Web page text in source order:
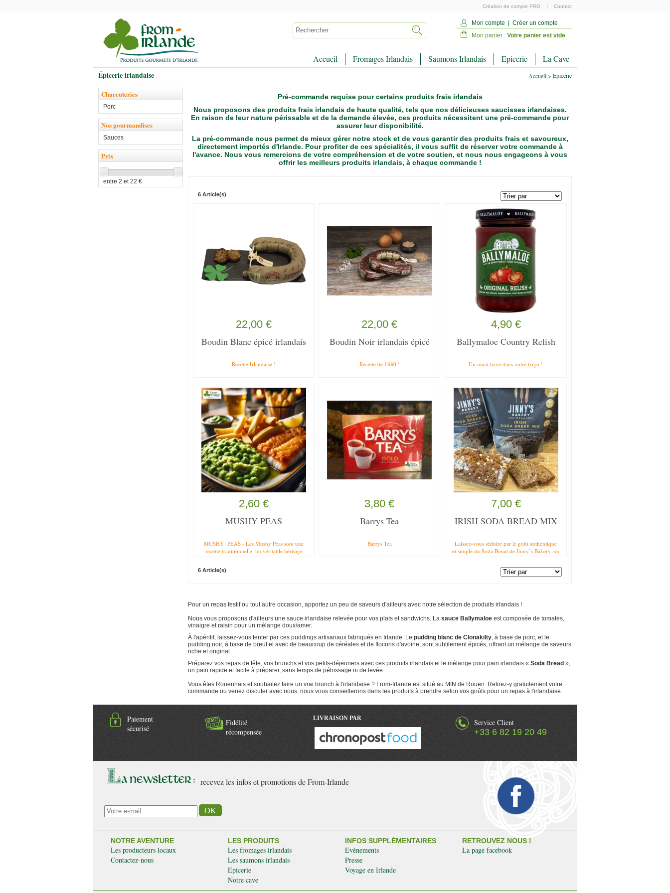
Création de compte PRO Contact
Mon compte
Créer un compte
Mon panier : Votre panier est vide
Accueil Fromages Irlandais Saumons Irlandais Epicerie
La Cave
Épicerie irlandaise
Accueil> Epicerie
Charcuteries
Porc
Nos gourmandises
Sauces
Prix
entre 2 et 22 €
Pré-commande requise pour certains produits frais irlandais
Nous proposons des produits frais irlandais de haute qualité, tels que nos délicieuses saucisses irlandaises.
En raison de leur nature périssable et de la demande élevée, ces produits nécessitent une pré-commande pour
assurer leur disponibilité.
La pré-commande nous permet de mieux gérer notre stock et de vous garantir des produits frais et savoureux,
directement importés d'Irlande. Pour profiter de ces spécialités, il vous suffit de réserver votre commande à
l'avance. Nous vous remercions de votre compréhension et de votre soutien, et nous nous engageons à vous
offrir les meilleurs produits irlandais, à chaque commande !
6 Article(s)
22,00 €
Boudin Blanc épicé irlandais
Recette Irlandaise !
22,00 €
Boudin Noir irlandais épicé
Recette de 1880 !
4,90 €
Ballymaloe Country Relish
Un must-have dans votre frigo !
2,60 €
MUSHY PEAS
MUSHY PEAS - Les Mushy Peas sont une
recette traditionnelle, un véritable héritage
variété particulière de pois, plus gros et plus
d’une douceur et d’une onctuosité
goût délicat, subtilement sucré avec une
pointe de fraîcheur. Les pois sont trempés
dans de l'eau tiède et du bicarbonate de
sodium pendant 12 heures , avant d’être cuits
longuement pour atteindre cette texture
crémeuse et lisse qui les caractérise. Les
Mushy Peas sont l’accompagnement parfait
pour un repas réconfortant, comme le fish &
simple plat de pommes de terre.
3,80 €
Barrys Tea
Barrys Tea
7,00 €
IRISH SODA BREAD MIX
Laissez-vous séduire par le goût authentique
et simple du Soda Bread de Jinny’s Bakery, un
ou entre amis, parfaits pour vous rappeler les
vacances en Irlande.! Une préparation pour
selon la recette utilisée par l’entreprise
Irlande. La préparation permet de réaliser 2
6 Article(s)
Pour un repas festif ou tout autre occasion, apportez un peu de saveurs d'ailleurs avec notre sélection de produits irlandais !
Nous vous proposons d'ailleurs une sauce irlandaise relevée pour vos plats et sandwichs. La sauce Ballymaloe est composée de tomates,
vinaigre et raisin pour un mélange doux/amer.
À l'apéritif, laissez-vous tenter par ces puddings artisanaux fabriqués en Irlande. Le pudding blanc de Clonakilty, à base de porc, et le
pudding noir, à base de bœuf et avec de beaucoup de céréales et de flocons d'avoine, sont subtilement épicés, offrant un mélange de saveurs
riche et original.
Préparez vos repas de fête, vos brunchs et vos petits-déjeuners avec ces produits irlandais et le mélange pour pain irlandais « Soda Bread »,
un pain rapide et facile à préparer, sans temps de pétrissage ni de levée.
Vous êtes Rouennais et souhaitez faire un vrai brunch à l'irlandaise ? From-Irlande est situé au MIN de Rouen. Retirez-y gratuitement votre
commande ou venez discuter avec nous, nous vous conseillerons dans les produits à prendre selon vos goûts pour un repas à l'irlandaise.
Paiement
sécurisé
LIVRAISON PAR
Fidélité
récompensée
Service Client
+33 6 82 19 20 49
recevez les infos et promotions de From-Irlande
NOTRE AVENTURE
Les producteurs locaux
Contactez-nous
LES PRODUITS
Les fromages irlandais
Les saumons irlandais
Epicerie
Notre cave
INFOS SUPPLÉMENTAIRES
Evènements
Presse
Voyage en Irlande
RETROUVEZ NOUS !
La page facebook